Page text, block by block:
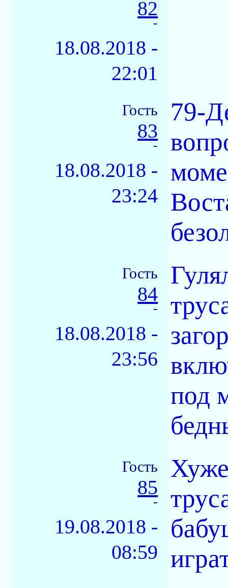
82
-
18.08.2018 -
22:01
Гость
83
-
18.08.2018 -
23:24
79-
Гость
84
-
18.08.2018 -
23:56
под
Гость
85
-
19.08.2018 -
08:59